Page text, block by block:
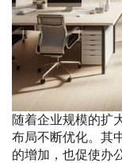
随着企业规模的扩
布局不断优化。其
的增加，也促使办